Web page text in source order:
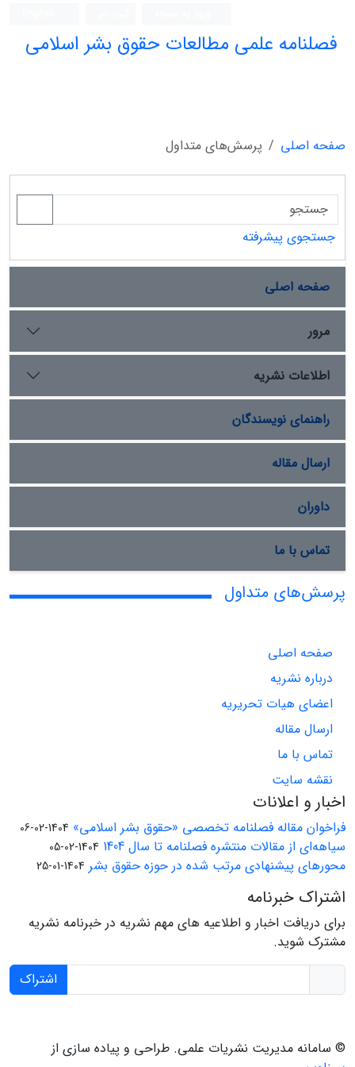
فصلنامه علمی مطالعات حقوق بشر اسلامی
صفحه اصلی پرسش‌های متداول
جستجوی پیشرفته
صفحه اصلی
مرور
اطلاعات نشریه
راهنمای نویسندگان
ارسال مقاله
داوران
تماس با ما
پرسش‌های متداول
صفحه اصلی
درباره نشریه
اعضای هیات تحریریه
ارسال مقاله
تماس با ما
نقشه سایت
اخبار و اعلانات
فراخوان مقاله فصلنامه تخصصی «حقوق بشر اسلامی» 1404-02-06
سیاهه‌ای از مقالات منتشره فصلنامه تا سال 1404 1404-02-05
محورهای پیشنهادی مرتب شده در حوزه حقوق بشر 1404-01-25
اشتراک خبرنامه
برای دریافت اخبار و اطلاعیه های مهم نشریه در خبرنامه نشریه
مشترک شوید.
اشتراک
© سامانه مدیریت نشریات علمی. طراحی و پیاده سازی از